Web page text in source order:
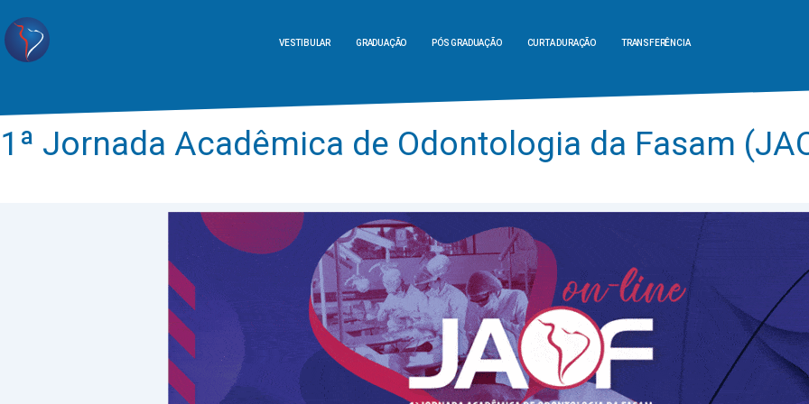
VESTIBULAR GRADUAÇÃO PÓS GRADUAÇÃO CURTA DURAÇÃO TRANSFERÊNCIA
1ª Jornada Acadêmica de Odontologia da Fasam